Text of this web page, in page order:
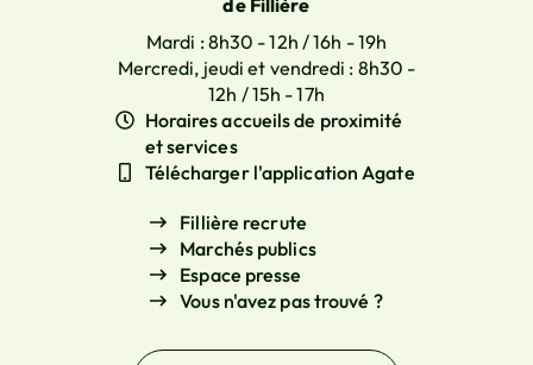
de Fillière
Mardi : 8h30 - 12h / 16h - 19h
Mercredi, jeudi et vendredi : 8h30 -
12h / 15h - 17h
Horaires accueils de proximité
et services
Télécharger l'application Agate
Fillière recrute
Marchés publics
Espace presse
Vous n'avez pas trouvé ?